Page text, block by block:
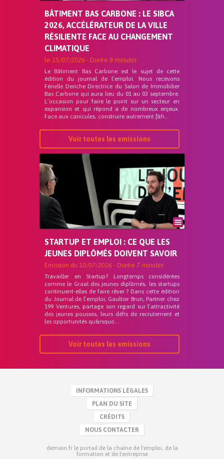
BÂTIMENT BAS CARBONE : LE SIBCA
2026, ACCÉLÉRATEUR DE LA VILLE
RÉSILIENTE FACE AU CHANGEMENT
CLIMATIQUE
le 15/07/2026 - Durée 8 minutes
Le Bâtiment Bas Carbone est le sujet de cette
édition du journal de l’emploi. Nous recevons
Férielle Deriche Directrice du Salon de Immobilier
Bas Carbone qui aura lieu du 01 au 03 septembre.
L’occasion pour faire le point sur un secteur en
expansion et qui répond a de nombreux enjeux.
Face aux canicules, construire autrement [&h...
Voir toutes les emissions
STARTUP ET EMPLOI : CE QUE LES
JEUNES DIPLÔMÉS DOIVENT SAVOIR
Emission du 10/07/2026 - Durée 7 minutes
Travailler en Startup? Longtemps considérées
comme le Graal des jeunes diplômés, les startups
continuent-elles de faire rêver ? Dans cette édition
du Journal de l’emploi, Gaultier Brun, Partner chez
199 Ventures, partage son regard sur l’attractivité
des jeunes pousses, leurs défis de recrutement et
les opportunités qu&rsquo...
Voir toutes les emissions
INFORMATIONS LÉGALES
PLAN DU SITE
CRÉDITS
NOUS CONTACTER
demain.fr le portail de la chaîne de l'emploi, de la
formation et de l'entreprise